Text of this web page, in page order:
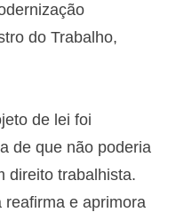
do Trabalho,
de lei foi
de que não poderia
direito trabalhista.
reafirma e aprimora